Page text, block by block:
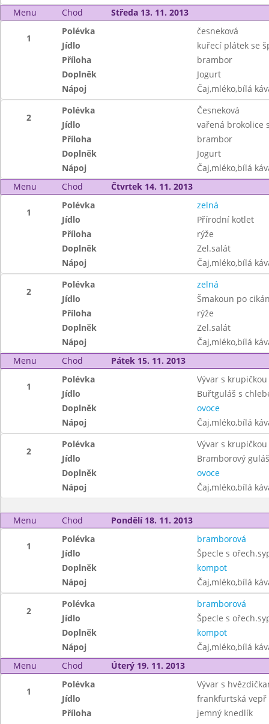
Menu
Chod Středa 13. 11. 2013
1
Polévka
česneková
Jídlo
kuřecí plátek se
Příloha
brambor
Doplněk
Jogurt
Nápoj
Čaj,mléko,bílá
2
Polévka
Česneková
Jídlo
vařená brokolice
Příloha
brambor
Doplněk
Jogurt
Nápoj
Čaj,mléko,bílá
Menu
Chod Čtvrtek 14. 11. 2013
1
Polévka
zelná
Jídlo
Přírodní kotlet
Příloha
rýže
Doplněk
Zel.salát
Nápoj
Čaj,mléko,bílá
2
Polévka
zelná
Jídlo
Šmakoun po
Příloha
rýže
Doplněk
Zel.salát
Nápoj
Čaj,mléko,bílá
Menu
Chod Pátek 15. 11. 2013
1
Polévka
Vývar s
Jídlo
Buřtguláš s
Doplněk
ovoce
Nápoj
Čaj,mléko,bílá
2
Polévka
Vývar s
Jídlo
Bramborový
Doplněk
ovoce
Nápoj
Čaj,mléko,bílá
Menu Chod Pondělí 18. 11. 2013
1
Polévka
bramborová
Jídlo
Špecle s
Doplněk
kompot
Nápoj
Čaj,mléko,bílá
2
Polévka
bramborová
Jídlo
Špecle s
Doplněk
kompot
Nápoj
Čaj,mléko,bílá
Menu
Chod Úterý 19. 11. 2013
1
Polévka
Vývar s
Jídlo
frankfurtská vepř
Příloha
jemný knedlík